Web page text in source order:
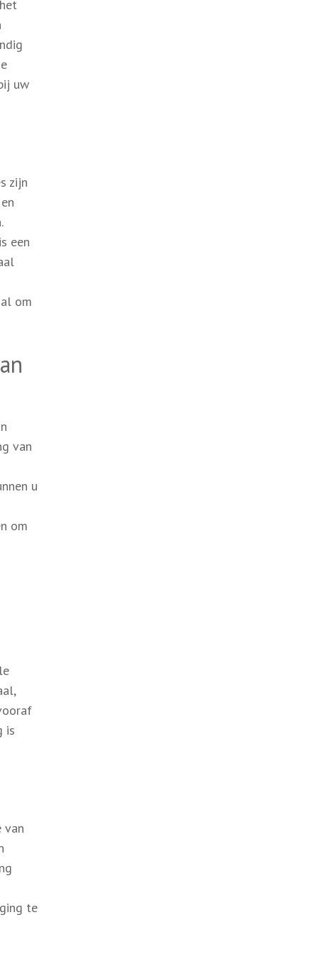
uw
zijn
een
om
van
u
om
is
van
te